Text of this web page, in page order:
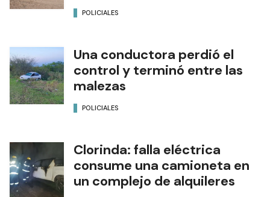
POLICIALES
Una conductora perdió el
control y terminó entre las
malezas
POLICIALES
Clorinda: falla eléctrica
consume una camioneta en
un complejo de alquileres